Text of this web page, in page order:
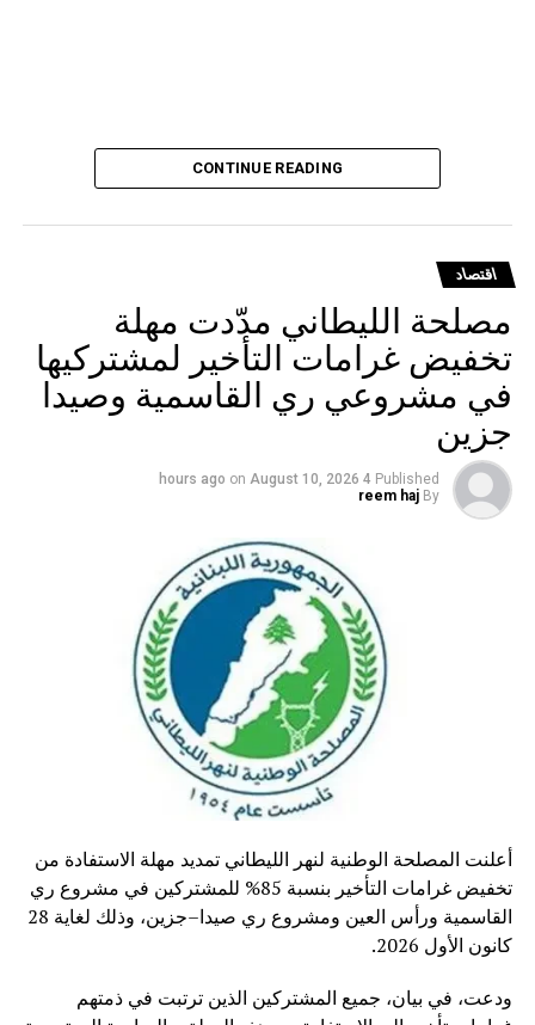
CONTINUE READING
اقتصاد
مصلحة الليطاني مدّدت مهلة
تخفيض غرامات التأخير لمشتركيها
في مشروعي ري القاسمية وصيدا
جزين
Published
4 hours ago
on August 10, 2026
By
reem haj
أعلنت المصلحة الوطنية لنهر الليطاني تمديد مهلة الاستفادة من
تخفيض غرامات التأخير بنسبة 85% للمشتركين في مشروع ري
القاسمية ورأس العين ومشروع ري صيدا–جزين، وذلك لغاية 28
كانون الأول 2026.
ودعت، في بيان، جميع المشتركين الذين ترتبت في ذمتهم